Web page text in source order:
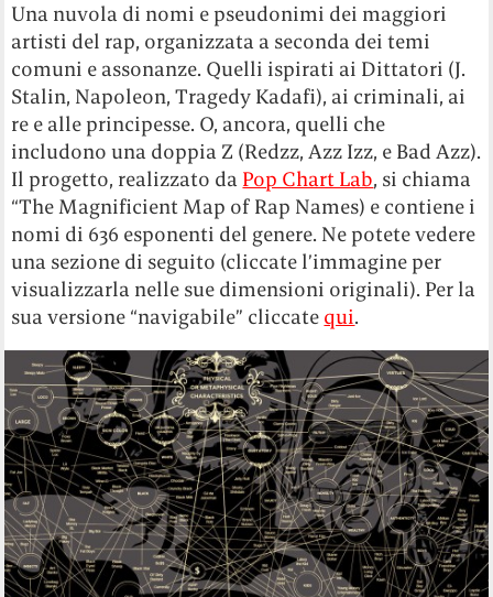
Una nuvola di nomi e pseudonimi dei maggiori
artisti del rap, organizzata a seconda dei temi
comuni e assonanze. Quelli ispirati ai Dittatori (J.
Stalin, Napoleon, Tragedy Kadafi), ai criminali, ai
re e alle principesse. O, ancora, quelli che
includono una doppia Z (Redzz, Azz Izz, e Bad Azz).
Il progetto, realizzato da Pop Chart Lab, si chiama
“The Magnificient Map of Rap Names) e contiene i
nomi di 636 esponenti del genere. Ne potete vedere
una sezione di seguito (cliccate l’immagine per
visualizzarla nelle sue dimensioni originali). Per la
sua versione “navigabile” cliccate qui.